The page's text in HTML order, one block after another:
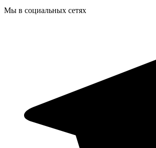
Мы в социальных сетях